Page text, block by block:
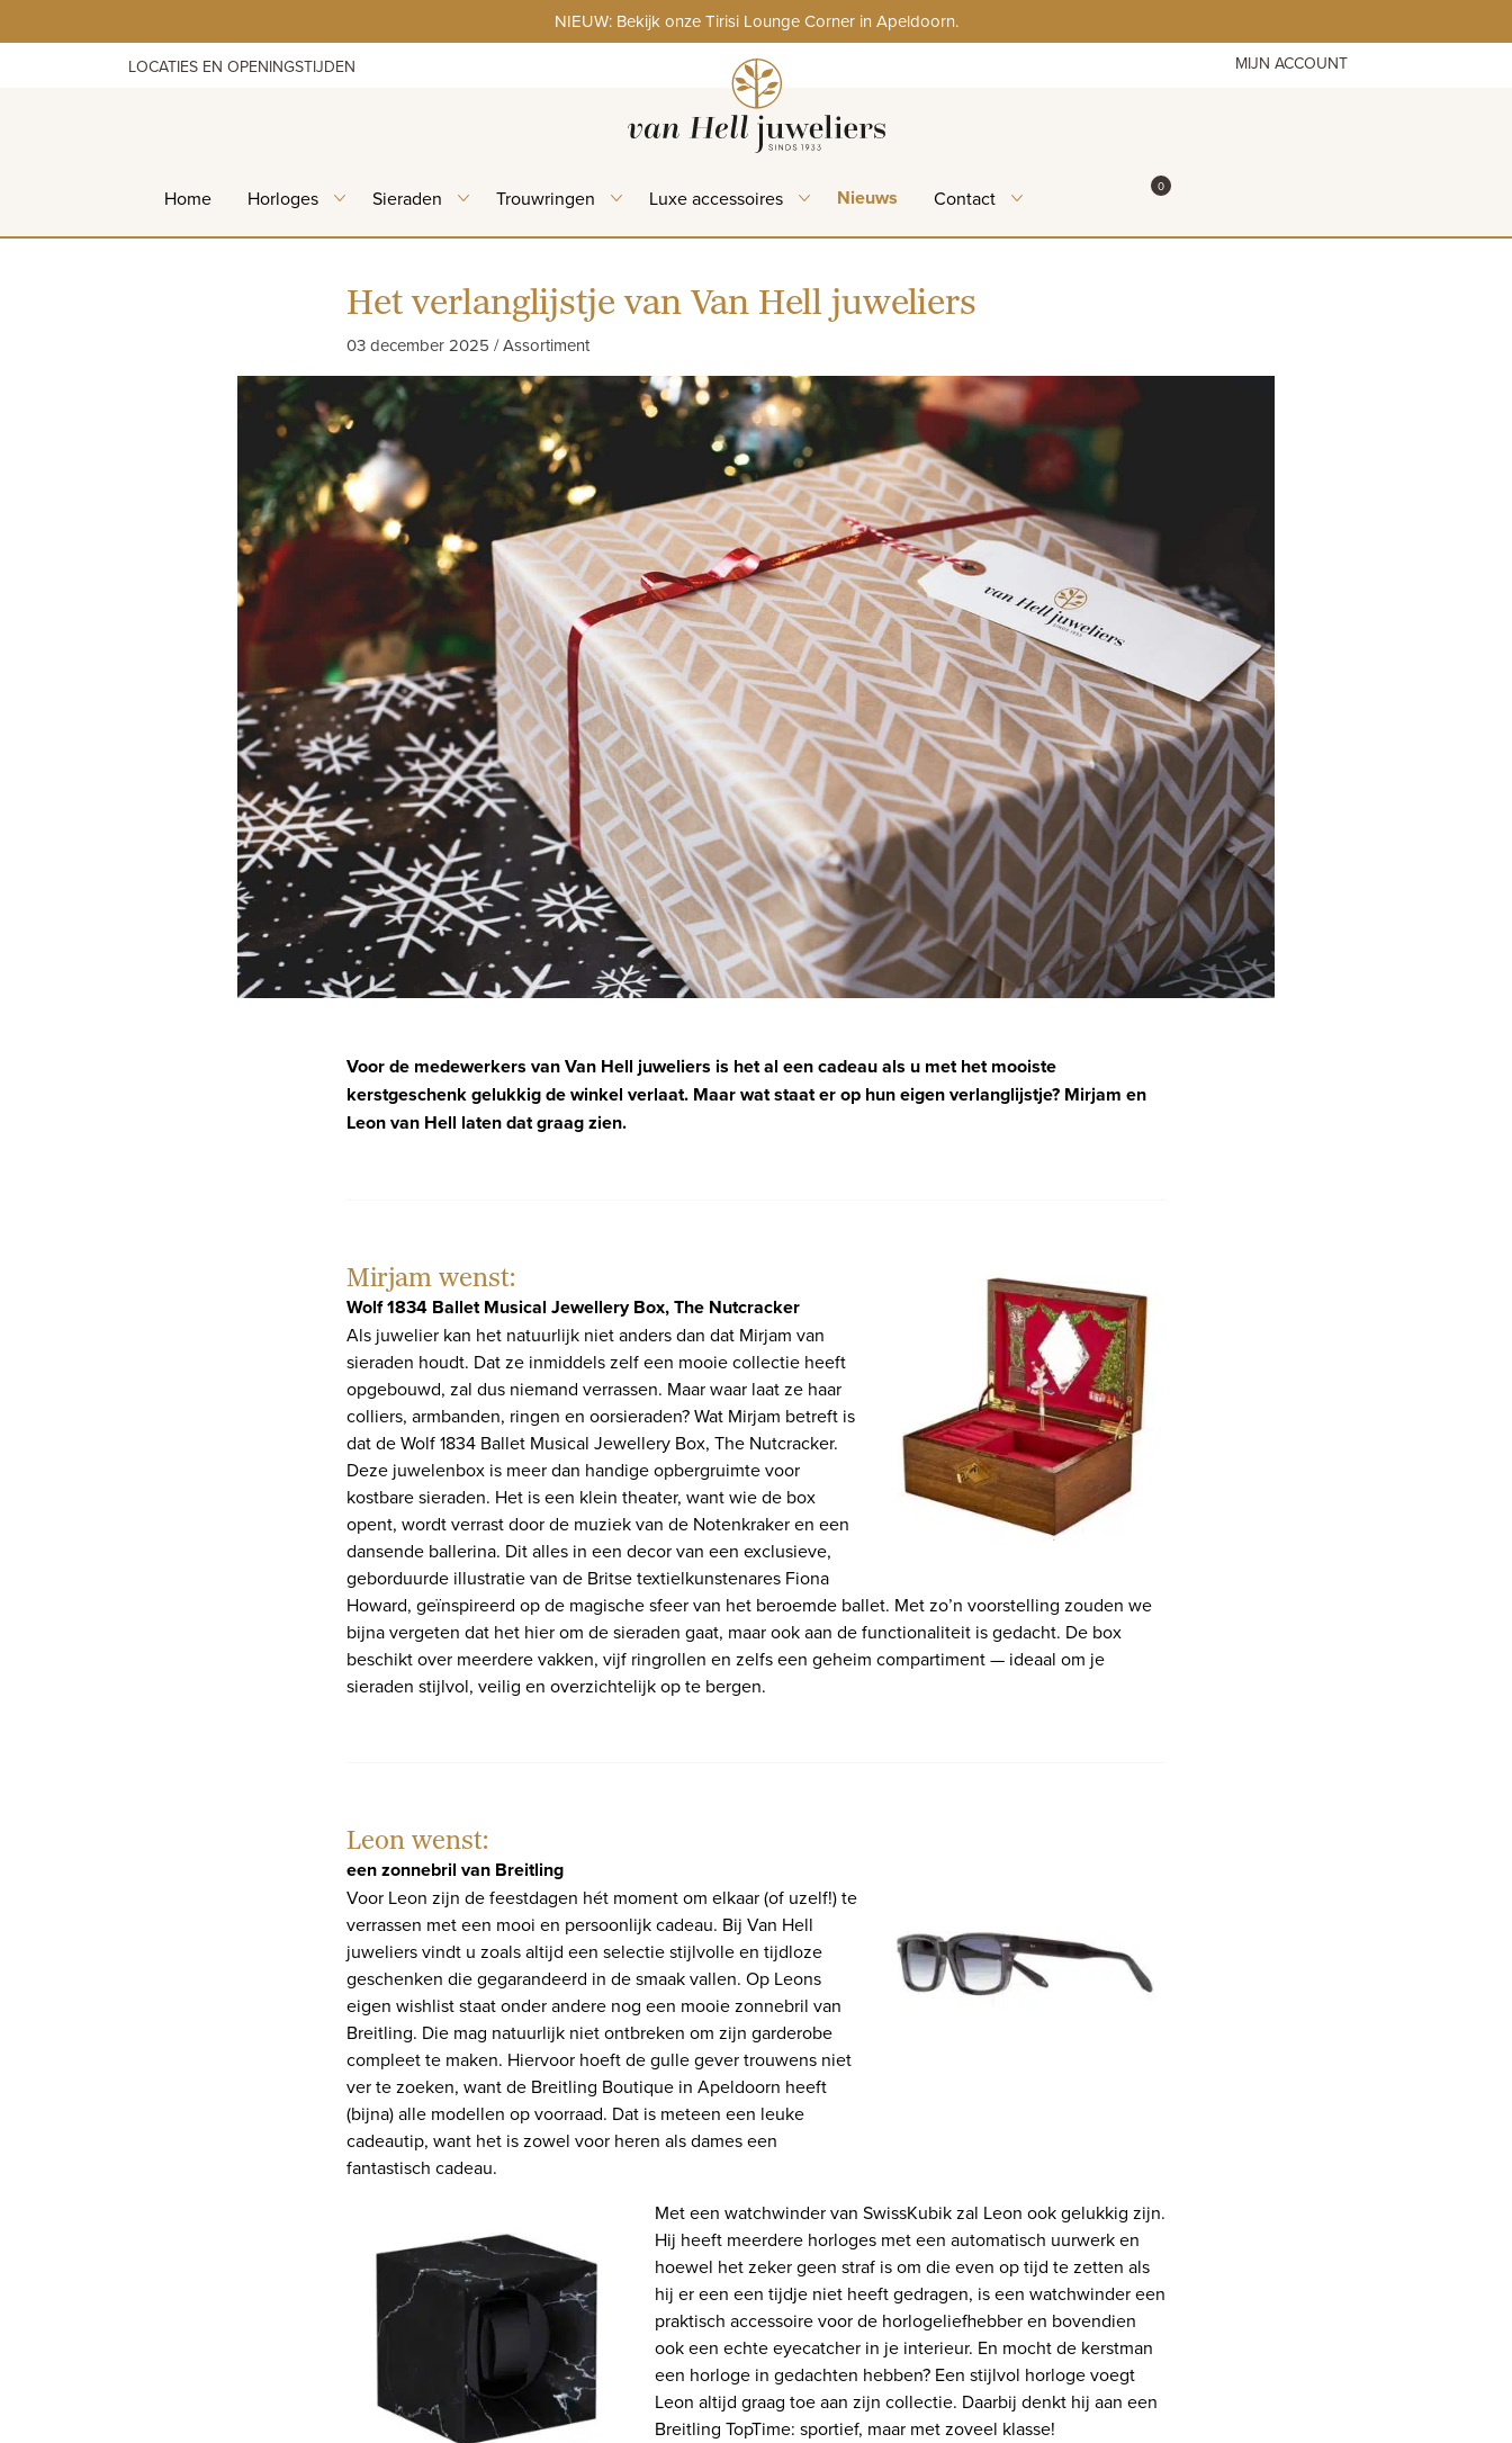
to
NIEUW: Bekijk onze Tirisi Lounge Corner in Apeldoorn.
LOCATIES EN OPENINGSTIJDEN MIJN ACCOUNT
Home Horloges Sieraden Trouwringen Luxe accessoires Nieuws Contact WINKELMAND
0ITEMS IN WINKELMAND
Het verlanglijstje van Van Hell juweliers
03 december 2025 / Assortiment
Voor de medewerkers van Van Hell juweliers is het al een cadeau als u met het mooiste
kerstgeschenk gelukkig de winkel verlaat. Maar wat staat er op hun eigen verlanglijstje? Mirjam en
Leon van Hell laten dat graag zien.
Mirjam wenst:
Wolf 1834 Ballet Musical Jewellery Box, The Nutcracker
Als juwelier kan het natuurlijk niet anders dan dat Mirjam van
sieraden houdt. Dat ze inmiddels zelf een mooie collectie heeft
opgebouwd, zal dus niemand verrassen. Maar waar laat ze haar
colliers, armbanden, ringen en oorsieraden? Wat Mirjam betreft is
dat de Wolf 1834 Ballet Musical Jewellery Box, The Nutcracker.
Deze juwelenbox is meer dan handige opbergruimte voor
kostbare sieraden. Het is een klein theater, want wie de box
opent, wordt verrast door de muziek van de Notenkraker en een
dansende ballerina. Dit alles in een decor van een exclusieve,
geborduurde illustratie van de Britse textielkunstenares Fiona
Howard, geïnspireerd op de magische sfeer van het beroemde ballet. Met zo’n voorstelling zouden we
bijna vergeten dat het hier om de sieraden gaat, maar ook aan de functionaliteit is gedacht. De box
beschikt over meerdere vakken, vijf ringrollen en zelfs een geheim compartiment — ideaal om je
sieraden stijlvol, veilig en overzichtelijk op te bergen.
Leon wenst:
een zonnebril van Breitling
Voor Leon zijn de feestdagen hét moment om elkaar (of uzelf!) te
verrassen met een mooi en persoonlijk cadeau. Bij Van Hell
juweliers vindt u zoals altijd een selectie stijlvolle en tijdloze
geschenken die gegarandeerd in de smaak vallen. Op Leons
eigen wishlist staat onder andere nog een mooie zonnebril van
Breitling. Die mag natuurlijk niet ontbreken om zijn garderobe
compleet te maken. Hiervoor hoeft de gulle gever trouwens niet
ver te zoeken, want de Breitling Boutique in Apeldoorn heeft
(bijna) alle modellen op voorraad. Dat is meteen een leuke
cadeautip, want het is zowel voor heren als dames een
fantastisch cadeau.
Met een watchwinder van SwissKubik zal Leon ook gelukkig zijn.
Hij heeft meerdere horloges met een automatisch uurwerk en
hoewel het zeker geen straf is om die even op tijd te zetten als
hij er een een tijdje niet heeft gedragen, is een watchwinder een
praktisch accessoire voor de horlogeliefhebber en bovendien
ook een echte eyecatcher in je interieur. En mocht de kerstman
een horloge in gedachten hebben? Een stijlvol horloge voegt
Leon altijd graag toe aan zijn collectie. Daarbij denkt hij aan een
Breitling TopTime: sportief, maar met zoveel klasse!